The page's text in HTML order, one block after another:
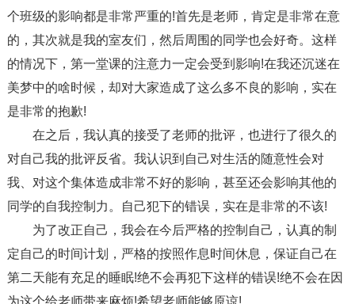
个班级的影响都是非常严重的!首先是老师，肯定是非常在意
的，其次就是我的室友们，然后周围的同学也会好奇。这样
的情况下，第一堂课的注意力一定会受到影响!在我还沉迷在
美梦中的啥时候，却对大家造成了这么多不良的影响，实在
是非常的抱歉!
在之后，我认真的接受了老师的批评，也进行了很久的
对自己我的批评反省。我认识到自己对生活的随意性会对
我、对这个集体造成非常不好的影响，甚至还会影响其他的
同学的自我控制力。自己犯下的错误，实在是非常的不该!
为了改正自己，我会在今后严格的控制自己，认真的制
定自己的时间计划，严格的按照作息时间休息，保证自己在
第二天能有充足的睡眠!绝不会再犯下这样的错误!绝不会在因
为这个给老师带来麻烦!希望老师能够原谅!